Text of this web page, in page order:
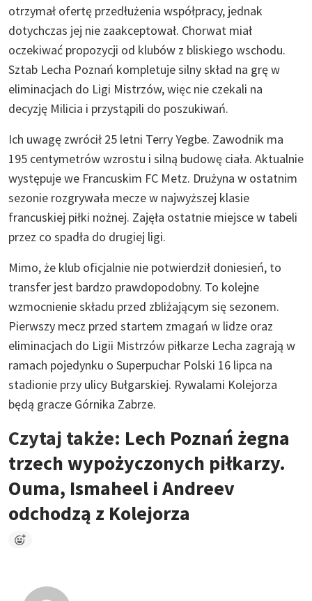
otrzymał ofertę przedłużenia współpracy, jednak
dotychczas jej nie zaakceptował. Chorwat miał
oczekiwać propozycji od klubów z bliskiego wschodu.
Sztab Lecha Poznań kompletuje silny skład na grę w
eliminacjach do Ligi Mistrzów, więc nie czekali na
decyzję Milicia i przystąpili do poszukiwań.
Ich uwagę zwrócił 25 letni Terry Yegbe. Zawodnik ma
195 centymetrów wzrostu i silną budowę ciała. Aktualnie
występuje we Francuskim FC Metz. Drużyna w ostatnim
sezonie rozgrywała mecze w najwyższej klasie
francuskiej piłki nożnej. Zajęła ostatnie miejsce w tabeli
przez co spadła do drugiej ligi.
Mimo, że klub oficjalnie nie potwierdził doniesień, to
transfer jest bardzo prawdopodobny. To kolejne
wzmocnienie składu przed zbliżającym się sezonem.
Pierwszy mecz przed startem zmagań w lidze oraz
eliminacjach do Ligii Mistrzów piłkarze Lecha zagrają w
ramach pojedynku o Superpuchar Polski 16 lipca na
stadionie przy ulicy Bułgarskiej. Rywalami Kolejorza
będą gracze Górnika Zabrze.
Czytaj także: Lech Poznań żegna
trzech wypożyczonych piłkarzy.
Ouma, Ismaheel i Andreev
odchodzą z Kolejorza